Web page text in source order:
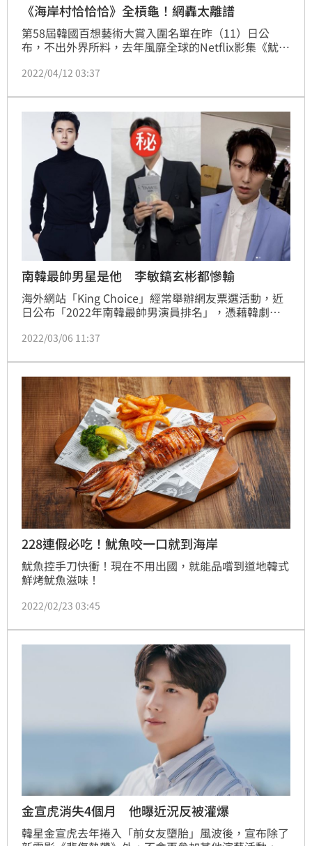
《海岸村恰恰恰》全槓龜！網轟太離譜
第58屆韓國百想藝術大賞入圍名單在昨（11）日公
布，不出外界所料，去年風靡全球的Netflix影集《魷魚
邊》則緊追在後。不過仍然有許多遺珠，像是金宣虎、
可惜全都槓龜，《Move to Heaven：我是遺物整理
師》、《機智醫生生活2》等劇也都未獲任何提名。
2022/04/12 03:37
南韓最帥男星是他 李敏鎬玄彬都慘輸
海外網站「King Choice」經常舉辦網友票選活動，近
日公布「2022年南韓最帥男演員排名」，憑藉韓劇
一名。因《經常請吃飯的漂亮姐姐》獲得「國民年下
名則由拍攝過《奇皇后》、《Healer》等熱門電視劇的
人氣男神池昌旭拿下。
2022/03/06 11:37
228連假必吃！魷魚咬一口就到海岸
魷魚控手刀快衝！現在不用出國，就能品嚐到道地韓式
鮮烤魷魚滋味！
2022/02/23 03:45
金宣虎消失4個月 他曝近況反被灌爆
韓星金宣虎去年捲入「前女友墮胎」風波後，宣布除了